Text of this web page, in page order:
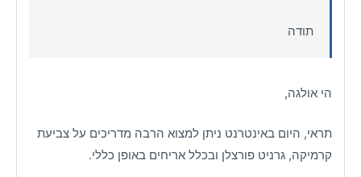
תודה
הי אולגה,
תראי, היום באינטרנט ניתן למצוא הרבה מדריכים על צביעת
קרמיקה, גרניט פורצלן ובכלל אריחים באופן כללי.